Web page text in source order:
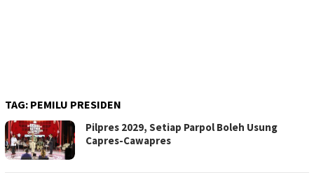
TAG: PEMILU PRESIDEN
Pilpres 2029, Setiap Parpol Boleh Usung
Capres-Cawapres